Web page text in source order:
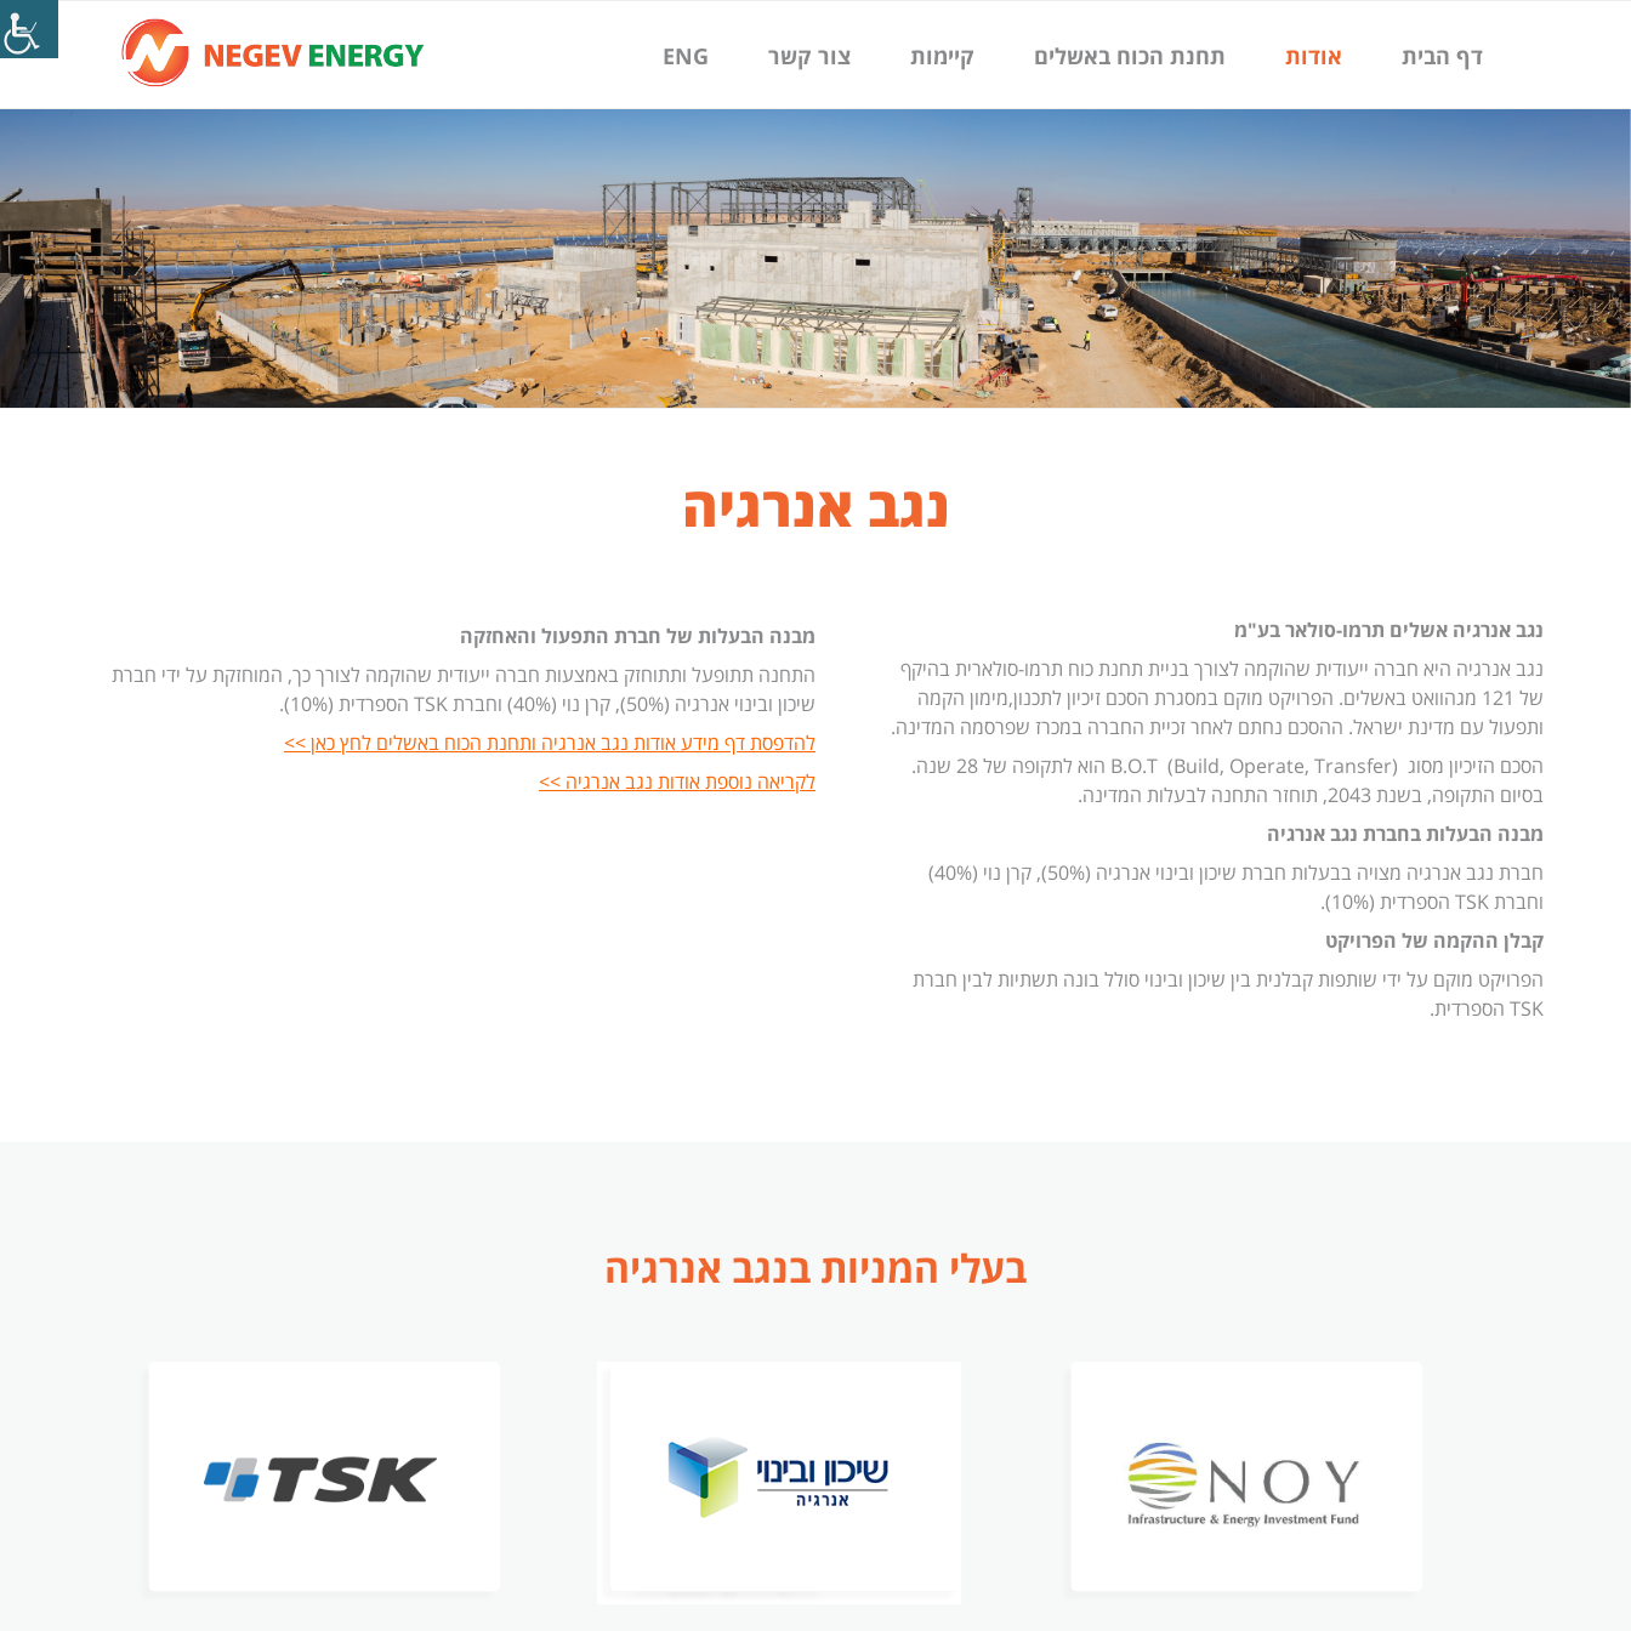
דף הבית אודות תחנת הכוח באשלים קיימות צור קשר ENG
נגב אנרגיה
נגב אנרגיה אשלים תרמו-סולאר בע"מ
נגב אנרגיה היא חברה ייעודית שהוקמה לצורך בניית תחנת כוח תרמו-סולארית בהיקף
של 121 מגהוואט באשלים. הפרויקט מוקם במסגרת הסכם זיכיון לתכנון,מימון הקמה
ותפעול עם מדינת ישראל. ההסכם נחתם לאחר זכיית החברה במכרז שפרסמה המדינה.
הסכם הזיכיון מסוג (B.O.T (Build, Operate, Transfer הוא לתקופה של 28 שנה.
בסיום התקופה, בשנת 2043, תוחזר התחנה לבעלות המדינה.
מבנה הבעלות בחברת נגב אנרגיה
חברת נגב אנרגיה מצויה בבעלות חברת שיכון ובינוי אנרגיה (50%), קרן נוי (40%)
וחברת TSK הספרדית (10%).
קבלן ההקמה של הפרויקט
הפרויקט מוקם על ידי שותפות קבלנית בין שיכון ובינוי סולל בונה תשתיות לבין חברת
TSK הספרדית.
מבנה הבעלות של חברת התפעול והאחזקה
התחנה תתופעל ותתוחזק באמצעות חברה ייעודית שהוקמה לצורך כך, המוחזקת על ידי חברת
שיכון ובינוי אנרגיה (50%), קרן נוי (40%) וחברת TSK הספרדית (10%).
להדפסת דף מידע אודות נגב אנרגיה ותחנת הכוח באשלים לחץ כאן >>
לקריאה נוספת אודות נגב אנרגיה >>
בעלי המניות בנגב אנרגיה